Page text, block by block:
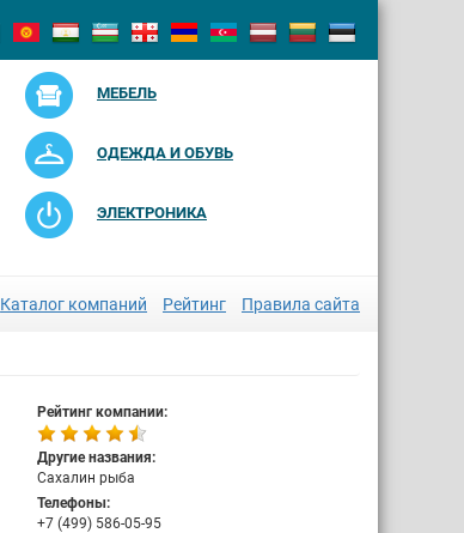
МЕБЕЛЬ
ОДЕЖДА И ОБУВЬ
ЭЛЕКТРОНИКА
Каталог компаний Рейтинг Правила сайта
Рейтинг компании:
Другие названия:
Сахалин рыба
Телефоны:
+7 (499) 586-05-95